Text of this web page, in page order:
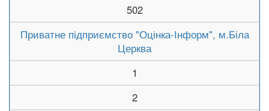
502
Приватне підприємство "Оцінка-Інформ", м.Біла
Церква
1
2